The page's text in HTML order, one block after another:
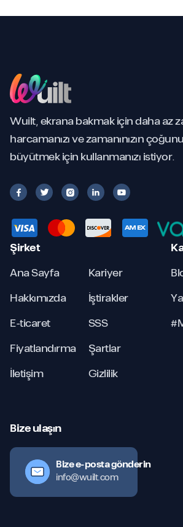
Wuilt, ekrana bakmak için daha az
harcamanızı ve zamanınızın
büyütmek için kullanmanızı istiyor.
    
Şirket
Ana Sayfa
Hakkımızda
E-ticaret
Fiyatlandırma
İletişim
Kariyer
İştirakler
SSS
Şartlar
Gizlilik
Bize ulaşın
Bize e-posta gönderin
info@wuilt.com